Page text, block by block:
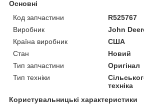
Основні
Код запчастини
R525767
Виробник
John
Країна виробник
США
Стан
Новий
Тип запчастини
Оригінал
Тип техніки
техніка
Користувальницькі характеристики